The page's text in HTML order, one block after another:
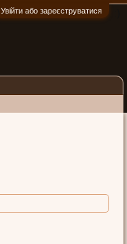
Увійти або зареєструватися